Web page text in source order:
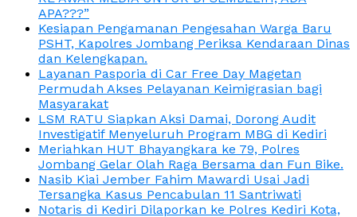
APA???”
Kesiapan Pengamanan Pengesahan Warga Baru
PSHT, Kapolres Jombang Periksa Kendaraan Dinas
dan Kelengkapan.
Layanan Pasporia di Car Free Day Magetan
Permudah Akses Pelayanan Keimigrasian bagi
Masyarakat
LSM RATU Siapkan Aksi Damai, Dorong Audit
Investigatif Menyeluruh Program MBG di Kediri
Meriahkan HUT Bhayangkara ke 79, Polres
Jombang Gelar Olah Raga Bersama dan Fun Bike.
Nasib Kiai Jember Fahim Mawardi Usai Jadi
Tersangka Kasus Pencabulan 11 Santriwati
Notaris di Kediri Dilaporkan ke Polres Kediri Kota,